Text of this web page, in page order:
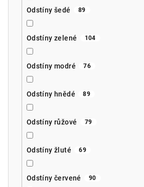
Odstíny šedé 89
Odstíny zelené 104
Odstíny modré 76
Odstíny hnědé 89
Odstíny růžové 79
Odstíny žluté 69
Odstíny červené 90